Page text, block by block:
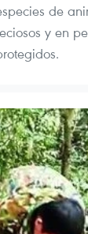
de
y en